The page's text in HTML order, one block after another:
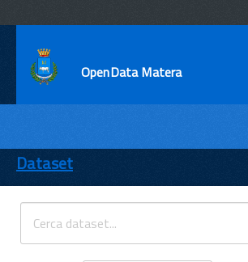
OpenData Matera
ENTI
TEMI
INFORMAZIONI
Dataset